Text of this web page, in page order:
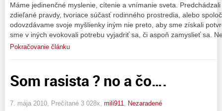
Máme jedinenčné myslenie, cítenie a vnímanie sveta.
zdieľané pravdy, tvoriace súčasť rodinného prostredia, alebo
odovzdávame svoje myšlienky iným nie preto, aby sme získali
sme v iných evokovali potrebu vyjadriť sa, či aspoň zamyslieť sa.
Pokračovanie článku
Som rasista ? no a čo….
7. mája 2010, Prečítané 3 028x, mili911 Nezaradené